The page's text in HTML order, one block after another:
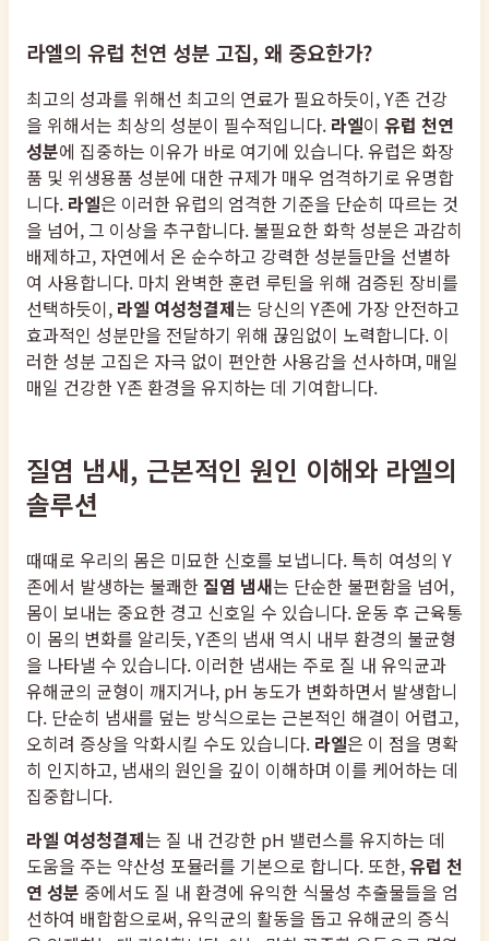
라엘의 유럽 천연 성분 고집, 왜 중요한가?
최고의 성과를 위해선 최고의 연료가 필요하듯이, Y존 건강
을 위해서는 최상의 성분이 필수적입니다. 라엘이 유럽 천연
성분에 집중하는 이유가 바로 여기에 있습니다. 유럽은 화장
품 및 위생용품 성분에 대한 규제가 매우 엄격하기로 유명합
니다. 라엘은 이러한 유럽의 엄격한 기준을 단순히 따르는 것
을 넘어, 그 이상을 추구합니다. 불필요한 화학 성분은 과감히
배제하고, 자연에서 온 순수하고 강력한 성분들만을 선별하
여 사용합니다. 마치 완벽한 훈련 루틴을 위해 검증된 장비를
선택하듯이, 라엘 여성청결제는 당신의 Y존에 가장 안전하고
효과적인 성분만을 전달하기 위해 끊임없이 노력합니다. 이
러한 성분 고집은 자극 없이 편안한 사용감을 선사하며, 매일
매일 건강한 Y존 환경을 유지하는 데 기여합니다.
질염 냄새, 근본적인 원인 이해와 라엘의
솔루션
때때로 우리의 몸은 미묘한 신호를 보냅니다. 특히 여성의 Y
존에서 발생하는 불쾌한 질염 냄새는 단순한 불편함을 넘어,
몸이 보내는 중요한 경고 신호일 수 있습니다. 운동 후 근육통
이 몸의 변화를 알리듯, Y존의 냄새 역시 내부 환경의 불균형
을 나타낼 수 있습니다. 이러한 냄새는 주로 질 내 유익균과
유해균의 균형이 깨지거나, pH 농도가 변화하면서 발생합니
다. 단순히 냄새를 덮는 방식으로는 근본적인 해결이 어렵고,
오히려 증상을 악화시킬 수도 있습니다. 라엘은 이 점을 명확
히 인지하고, 냄새의 원인을 깊이 이해하며 이를 케어하는 데
집중합니다.
라엘 여성청결제는 질 내 건강한 pH 밸런스를 유지하는 데
도움을 주는 약산성 포뮬러를 기본으로 합니다. 또한,유럽 천
연 성분 중에서도 질 내 환경에 유익한 식물성 추출물들을 엄
선하여 배합함으로써, 유익균의 활동을 돕고 유해균의 증식